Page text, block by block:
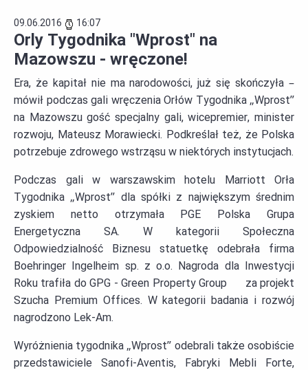
09.06.2016 16:07
Orly Tygodnika "Wprost" na
Mazowszu - wręczone!
Era, że kapitał nie ma narodowości, już się skończyła –
mówił podczas gali wręczenia Orłów Tygodnika „Wprost”
na Mazowszu gość specjalny gali, wicepremier, minister
rozwoju, Mateusz Morawiecki. Podkreślał też, że Polska
potrzebuje zdrowego wstrząsu w niektórych instytucjach.
Podczas gali w warszawskim hotelu Marriott Orła
Tygodnika „Wprost” dla spółki z największym średnim
zyskiem netto otrzymała PGE Polska Grupa
Energetyczna SA. W kategorii Społeczna
Odpowiedzialność Biznesu statuetkę odebrała firma
Boehringer Ingelheim sp. z o.o. Nagroda dla Inwestycji
Roku trafiła do GPG - Green Property Group za projekt
Szucha Premium Offices. W kategorii badania i rozwój
nagrodzono Lek-Am.
Wyróżnienia tygodnika „Wprost” odebrali także osobiście
przedstawiciele Sanofi-Aventis, Fabryki Mebli Forte,